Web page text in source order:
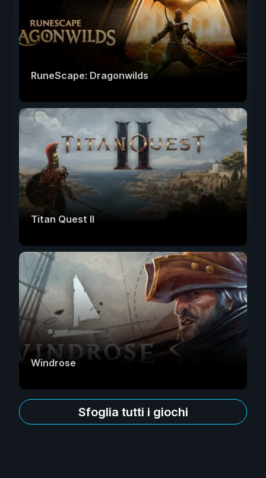
RuneScape: Dragonwilds
Titan Quest II
Windrose
Sfoglia tutti i giochi